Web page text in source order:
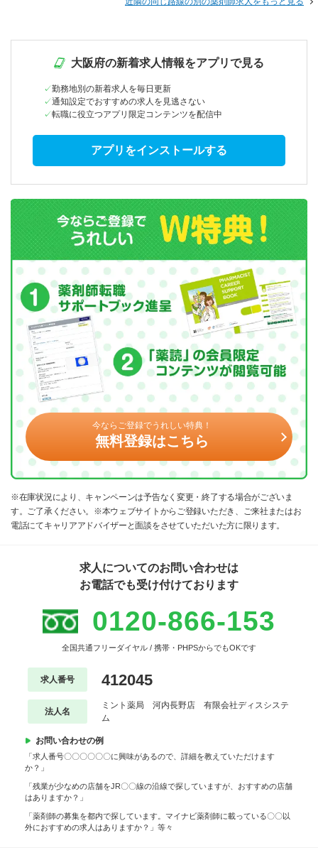
大阪府の新着求人情報をアプリで見る
勤務地別の新着求人を毎日更新
通知設定でおすすめの求人を見逃さない
転職に役立つアプリ限定コンテンツを配信中
アプリをインストールする
今ならご登録でうれしい特典！
無料登録はこちら
※在庫状況により、キャンペーンは予告なく変更・終了する場合がございま
す。ご了承ください。※本ウェブサイトからご登録いただき、ご来社またはお
電話にてキャリアアドバイザーと面談をさせていただいた方に限ります。
求人についてのお問い合わせは
お電話でも受け付けております
0120-866-153
全国共通フリーダイヤル / 携帯・PHPSからでもOKです
求人番号 412045
法人名
ミント薬局 河内長野店 有限会社ディスシステ
ム
お問い合わせの例
「求人番号〇〇〇〇〇〇に興味があるので、詳細を教えていただけます
か？」
「残業が少なめの店舗をJR〇〇線の沿線で探していますが、おすすめの店舗
はありますか？」
「薬剤師の募集を都内で探しています。マイナビ薬剤師に載っている〇〇以
外におすすめの求人はありますか？」等々